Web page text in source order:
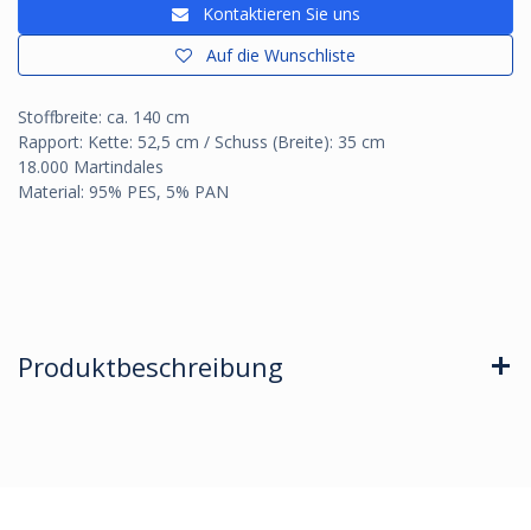
Kontaktieren Sie uns
Auf die Wunschliste
Stoffbreite: ca. 140 cm
Rapport: Kette: 52,5 cm / Schuss (Breite): 35 cm
18.000 Martindales
Material: 95% PES, 5% PAN
Produktbeschreibung